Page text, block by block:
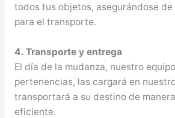
todos tus objetos, asegurándose
para el transporte.
4. Transporte y entrega
El día de la mudanza, nuestro
pertenencias, las cargará en
transportará a su destino de
eficiente.